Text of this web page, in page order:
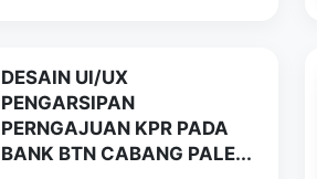
DESAIN UI/UX
PENGARSIPAN
PERNGAJUAN KPR PADA
BANK BTN CABANG PALE...